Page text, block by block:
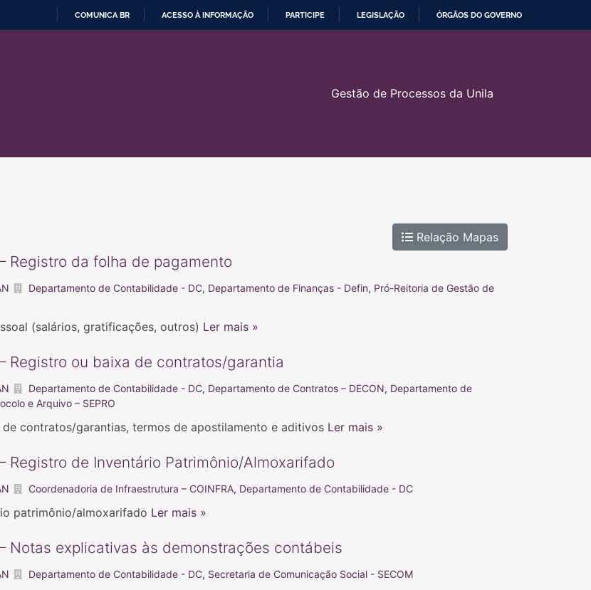
COMUNICA BR ACESSO À INFORMAÇÃO PARTICIPE LEGISLAÇÃO ÓRGÃOS DO GOVERNO
Gestão de Processos da Unila
Relação Mapas
Registro da folha de pagamento
Departamento de Contabilidade - DC, Departamento de Finanças - Defin, Pró-Reitoria de Gestão de
(salários, gratificações, outros) Ler mais »
Registro ou baixa de contratos/garantia
Departamento de Contabilidade - DC, Departamento de Contratos – DECON, Departamento de
e Arquivo – SEPRO
contratos/garantias, termos de apostilamento e aditivos Ler mais »
de Inventário Patrimônio/Almoxarifado
Coordenadoria de Infraestrutura – COINFRA, Departamento de Contabilidade - DC
patrimônio/almoxarifado Ler mais »
Notas explicativas às demonstrações contábeis
Departamento de Contabilidade - DC, Secretaria de Comunicação Social - SECOM